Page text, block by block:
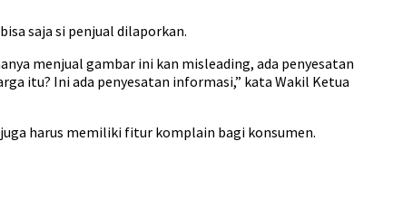
saja si penjual dilaporkan.
menjual gambar ini kan misleading, ada penyesatan
itu? Ini ada penyesatan informasi,” kata Wakil Ketua
harus memiliki fitur komplain bagi konsumen.